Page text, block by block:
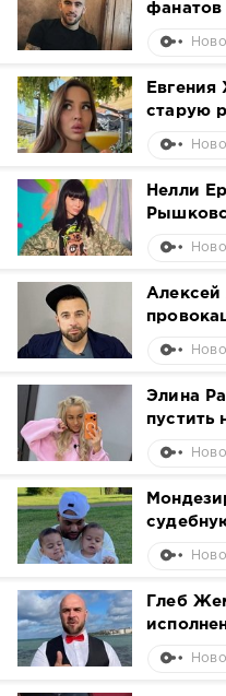
старую
Нелли
Алексей
Элина
пустить
Глеб